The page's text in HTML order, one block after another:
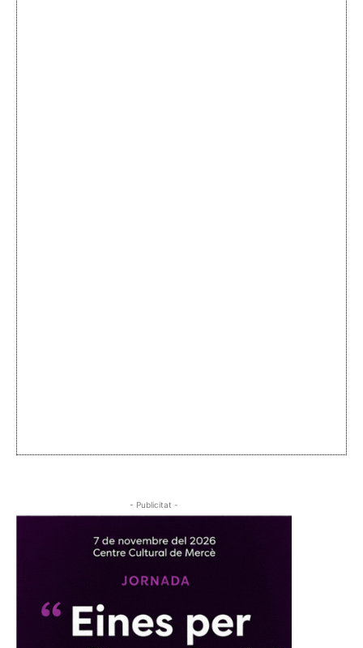
- Publicitat -